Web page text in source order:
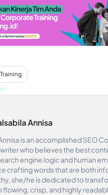
Annisa
is an accomplished SEO
who believes the best
engine logic and human
crafting words that are both
she/he is dedicated to
flowing, crisp, and highly